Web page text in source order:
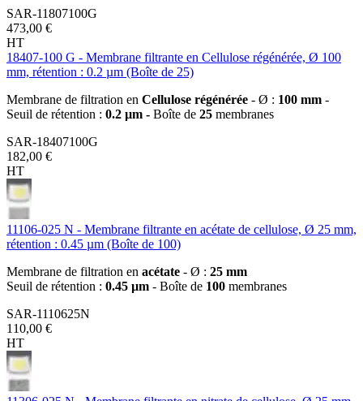
SAR-11807100G
473,00 €
HT
18407-100 G - Membrane filtrante en Cellulose régénérée, Ø 100
mm, rétention : 0.2 µm (Boîte de 25)
Membrane de filtration en Cellulose régénérée - Ø : 100 mm -
Seuil de rétention : 0.2 µm - Boîte de 25 membranes
SAR-18407100G
182,00 €
HT
11106-025 N - Membrane filtrante en acétate de cellulose, Ø 25 mm,
rétention : 0.45 µm (Boîte de 100)
Membrane de filtration en acétate - Ø : 25 mm
Seuil de rétention : 0.45 µm - Boîte de 100 membranes
SAR-1110625N
110,00 €
HT